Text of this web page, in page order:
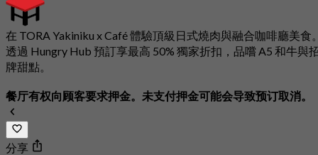
在 TORA Yakiniku x Café 體驗頂級日式燒肉與融合咖啡廳美食
透過 Hungry Hub 預訂享最高 50% 獨家折扣，品嚐 A5 和牛與
牌甜點。
餐厅有权向顾客要求押金。未支付押金可能会导致预订取消。
分享